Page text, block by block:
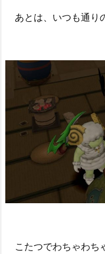
あとは、いつも通り
こたつでわちゃわち